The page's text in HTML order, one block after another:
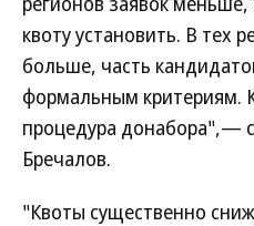
квоту установить. В тех
больше, часть
формальным критериям.
процедура донабора",—
Бречалов.
"Квоты существенно